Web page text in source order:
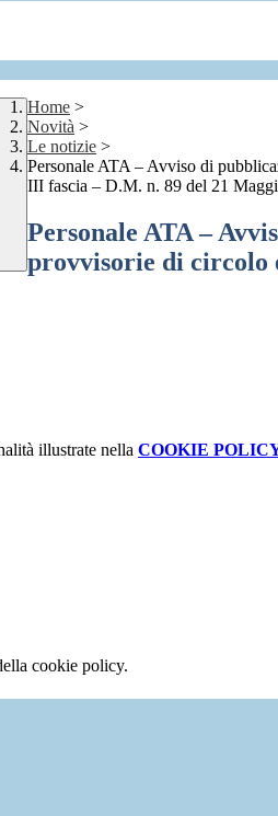
Home >
Novità >
Le notizie >
Personale ATA – Avviso di
III fascia – D.M. n. 89 del 21
Personale ATA –
provvisorie di circolo
illustrate nella COOKIE
cookie policy.